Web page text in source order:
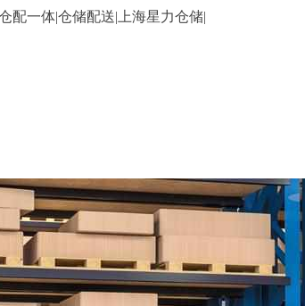
配一体|仓储配送|上海星力仓储|